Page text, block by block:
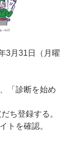
3月31日（月曜
「診断を始め
登録する。
を確認。